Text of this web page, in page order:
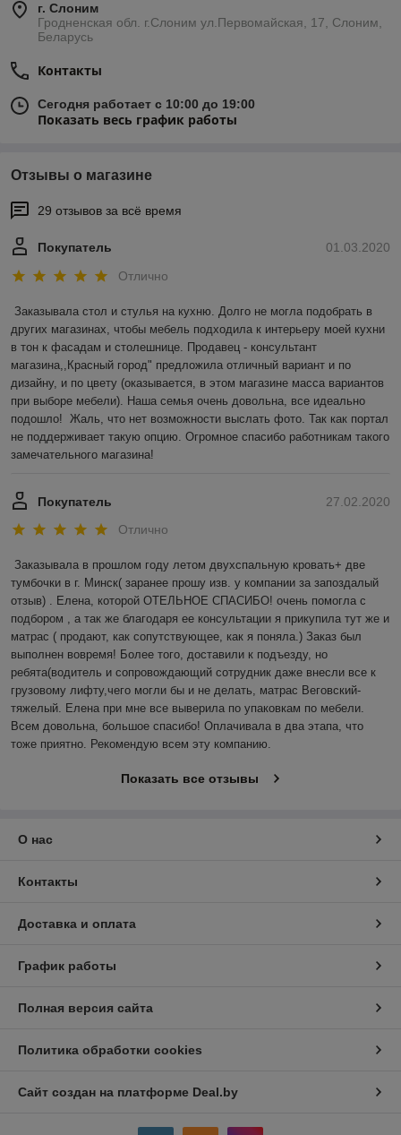
г. Слоним
Гродненская обл. г.Слоним ул.Первомайская, 17, Слоним,
Беларусь
Контакты
Сегодня работает с 10:00 до 19:00
Показать весь график работы
Отзывы о магазине
29 отзывов за всё время
01.03.2020
Покупатель
Отлично
Заказывала стол и стулья на кухню. Долго не могла подобрать в
других магазинах, чтобы мебель подходила к интерьеру моей кухни
в тон к фасадам и столешнице. Продавец - консультант
магазина,,Красный город" предложила отличный вариант и по
дизайну, и по цвету (оказывается, в этом магазине масса вариантов
при выборе мебели). Наша семья очень довольна, все идеально
подошло!  Жаль, что нет возможности выслать фото. Так как портал
не поддерживает такую опцию. Огромное спасибо работникам такого
замечательного магазина!
27.02.2020
Покупатель
Отлично
Заказывала в прошлом году летом двухспальную кровать+ две
тумбочки в г. Минск( заранее прошу изв. у компании за запоздалый
отзыв) . Елена, которой ОТЕЛЬНОЕ СПАСИБО! очень помогла с
подбором , а так же благодаря ее консультации я прикупила тут же и
матрас ( продают, как сопутствующее, как я поняла.) Заказ был
выполнен вовремя! Более того, доставили к подъезду, но
ребята(водитель и сопровождающий сотрудник даже внесли все к
грузовому лифту,чего могли бы и не делать, матрас Веговский-
тяжелый. Елена при мне все выверила по упаковкам по мебели.
Всем довольна, большое спасибо! Оплачивала в два этапа, что
тоже приятно. Рекомендую всем эту компанию.
Показать все отзывы
О нас
Контакты
Доставка и оплата
График работы
Полная версия сайта
Политика обработки cookies
Сайт создан на платформе Deal.by